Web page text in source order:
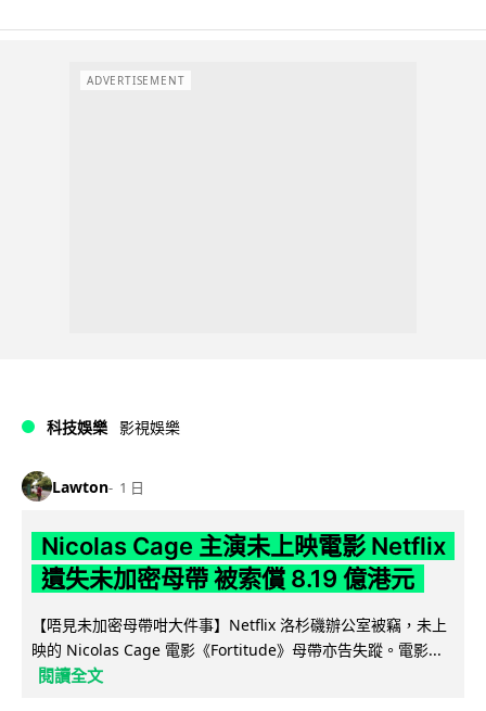
ADVERTISEMENT
科技娛樂 影視娛樂
Lawton 1 日
Nicolas Cage 主演未上映電影 Netflix
遺失未加密母帶 被索償 8.19 億港元
【唔見未加密母帶咁大件事】Netflix 洛杉磯辦公室被竊，未上
映的 Nicolas Cage 電影《Fortitude》母帶亦告失蹤。電影...
閱讀全文